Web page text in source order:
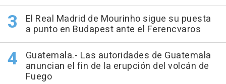
El Real Madrid de Mourinho sigue su puesta
a punto en Budapest ante el Ferencvaros
Guatemala.- Las autoridades de Guatemala
anuncian el fin de la erupción del volcán de
Fuego